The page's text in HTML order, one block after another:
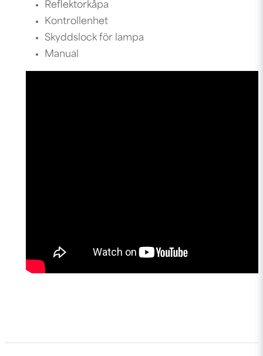
Reflektorkåpa
Kontrollenhet
Skyddslock för lampa
Manual